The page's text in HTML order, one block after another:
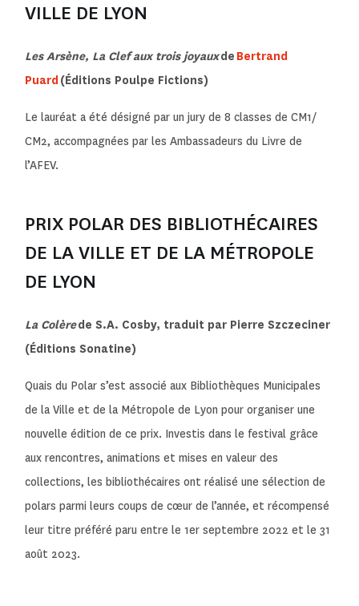
VILLE DE LYON
Les Arsène, La Clef aux trois joyauxde Bertrand
Puard(Éditions Poulpe Fictions)
Le lauréat a été désigné par un jury de 8 classes de CM1/
CM2, accompagnées par les Ambassadeurs du Livre de
l’AFEV.
PRIX POLAR DES BIBLIOTHÉCAIRES
DE LA VILLE ET DE LA MÉTROPOLE
DE LYON
La Colèrede S.A. Cosby, traduit par Pierre Szczeciner
(Éditions Sonatine)
Quais du Polar s’est associé aux Bibliothèques Municipales
de la Ville et de la Métropole de Lyon pour organiser une
nouvelle édition de ce prix. Investis dans le festival grâce
aux rencontres, animations et mises en valeur des
collections, les bibliothécaires ont réalisé une sélection de
polars parmi leurs coups de cœur de l’année, et récompensé
leur titre préféré paru entre le 1er septembre 2022 et le 31
août 2023.